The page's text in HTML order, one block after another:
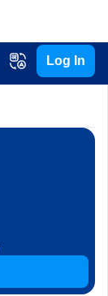
Log In